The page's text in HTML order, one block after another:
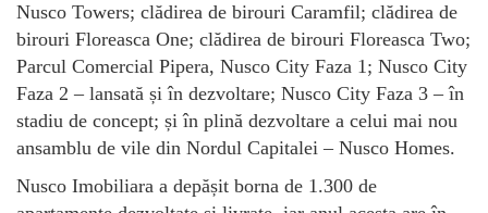
Nusco Towers; clădirea de birouri Caramfil; clădirea de
birouri Floreasca One; clădirea de birouri Floreasca Two;
Parcul Comercial Pipera, Nusco City Faza 1; Nusco City
Faza 2 – lansată și în dezvoltare; Nusco City Faza 3 – în
stadiu de concept; și în plină dezvoltare a celui mai nou
ansamblu de vile din Nordul Capitalei – Nusco Homes.
Nusco Imobiliara a depășit borna de 1.300 de